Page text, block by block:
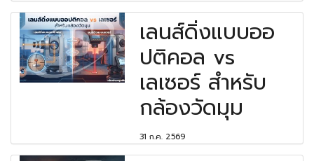
เลนส์ดิ่งแบบออ
ปติคอล vs
เลเซอร์ สำหรับ
กล้องวัดมุม
31 ก.ค. 2569